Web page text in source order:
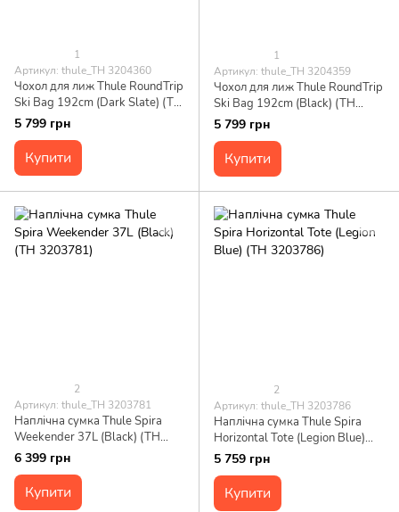
1
Артикул: thule_TH 3204360
Чохол для лиж Thule RoundTrip
Ski Bag 192cm (Dark Slate) (TH
3204360)
5 799 грн
Купити
1
Артикул: thule_TH 3204359
Чохол для лиж Thule RoundTrip
Ski Bag 192cm (Black) (TH
3204359)
5 799 грн
Купити
2
Артикул: thule_TH 3203781
Наплічна сумка Thule Spira
Weekender 37L (Black) (TH
3203781)
6 399 грн
Купити
2
Артикул: thule_TH 3203786
Наплічна сумка Thule Spira
Horizontal Tote (Legion Blue)
(TH 3203786)
5 759 грн
Купити